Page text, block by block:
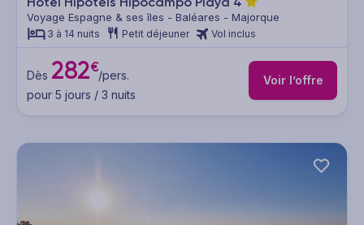
Voyage Espagne & ses îles - Baléares - Majorque
3 à 14 nuits Petit déjeuner Vol inclus
Dès 282€/pers.
pour 5 jours / 3 nuits
Voir l’offre